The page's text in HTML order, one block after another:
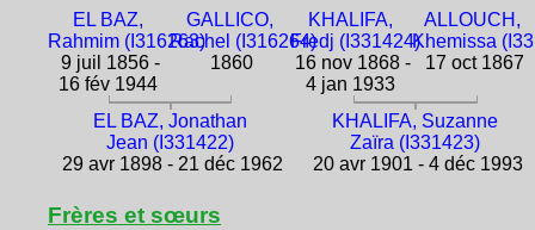
EL BAZ,
Rahmim (I316263)
9 juil 1856 -
16 fév 1944
GALLICO,
Rachel (I316264)
1860
KHALIFA,
Fredj (I331424)
16 nov 1868 -
4 jan 1933
ALLOUCH,
Khemissa
17 oct 1867
EL BAZ, Jonathan
Jean (I331422)
29 avr 1898 - 21 déc 1962
KHALIFA, Suzanne
Zaïra (I331423)
20 avr 1901 - 4 déc 1993
Frères et sœurs